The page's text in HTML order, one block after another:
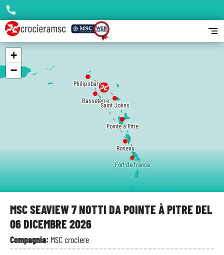
MSC SEAVIEW 7 NOTTI DA POINTE À PITRE DEL
06 DICEMBRE 2026
Compagnia: MSC crociere
Pointe à Pitre
Saint Johns
Philipsburg
Basseterre
Roseau
Fort de france
+
−
call
segment